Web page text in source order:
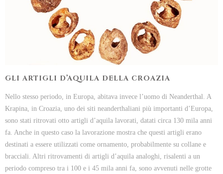
GLI ARTIGLI D’AQUILA DELLA CROAZIA
Nello stesso periodo, in Europa, abitava invece l’uomo di Neanderthal. A
Krapina, in Croazia, uno dei siti neanderthaliani più importanti d’Europa,
sono stati ritrovati otto artigli d’aquila lavorati, datati circa 130 mila anni
fa. Anche in questo caso la lavorazione mostra che questi artigli erano
destinati a essere utilizzati come ornamento, probabilmente su collane e
bracciali. Altri ritrovamenti di artigli d’aquila analoghi, risalenti a un
periodo compreso tra i 100 e i 45 mila anni fa, sono avvenuti nelle grotte